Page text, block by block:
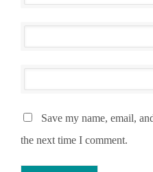
Save my name, email,
the next time I comment.